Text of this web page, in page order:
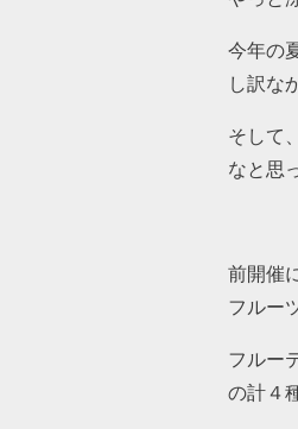
今年の
し訳な
そして
なと思
前開催
フルー
フルー
の計４